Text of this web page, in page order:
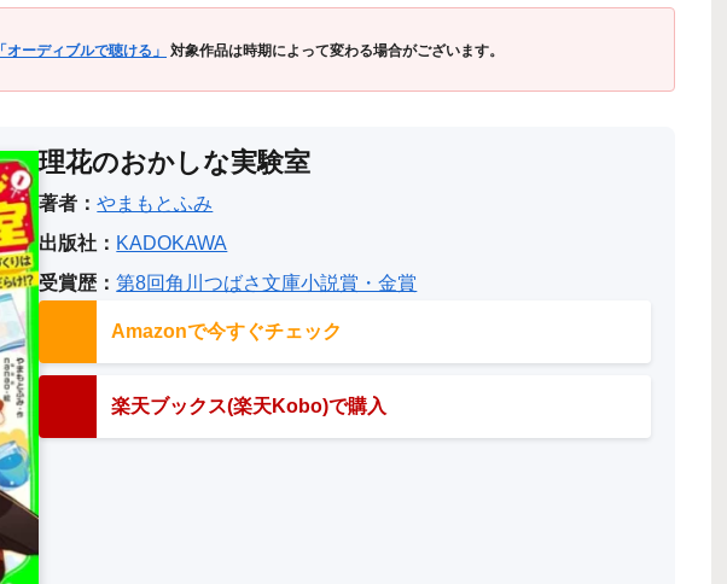
「オーディブルで聴ける」 対象作品は時期によって変わる場合がございます。
理花のおかしな実験室
著者：やまもとふみ
出版社： KADOKAWA
受賞歴：第8回角川つばさ文庫小説賞・金賞
Amazonで今すぐチェック
楽天ブックス(楽天Kobo)で購入